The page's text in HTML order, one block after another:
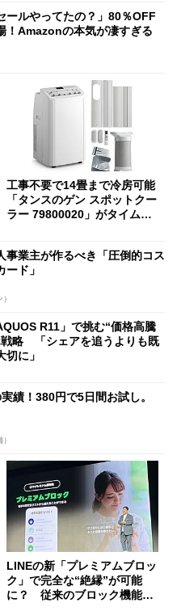
ールやってたの？」80％OFF
！Amazonの本気が凄すぎる
工事不要で14畳まで冷房可能
「タンスのゲン スポットクー
ラー 79800020」がタイムセ
事業主が作るべき「圧倒的コス
ド」
R11」で挑む“価格高騰
戦略 「シェアを追うよりも既
に」
績！380円で5日間お試し。
LINEの新「プレミアムブロッ
ク」で完全な“絶縁”が可能
に？ 従来のブロック機能と